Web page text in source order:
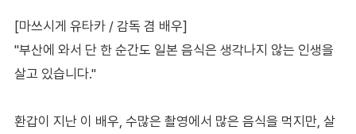
[마쓰시게 유타카 / 감독 겸 배우]
"부산에 와서 단 한 순간도 일본 음식은 생각나지 않는 인생을
살고 있습니다."
환갑이 지난 이 배우, 수많은 촬영에서 많은 음식을 먹지만, 살